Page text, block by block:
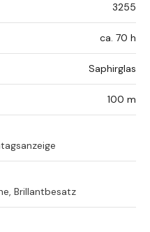
3255
ca. 70 h
Saphirglas
100 m
Brillantbesatz